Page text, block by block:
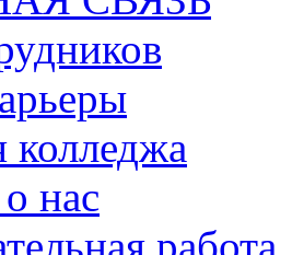
колледжа
нас